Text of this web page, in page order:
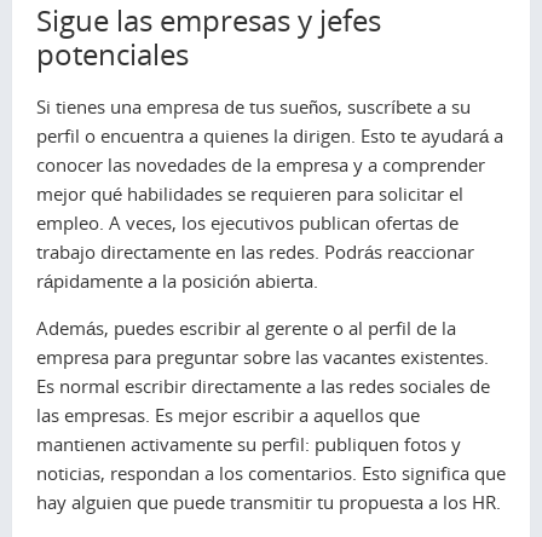
Sigue las empresas y jefes
potenciales
Si tienes una empresa de tus sueños, suscríbete a su
perfil o encuentra a quienes la dirigen. Esto te ayudará a
conocer las novedades de la empresa y a comprender
mejor qué habilidades se requieren para solicitar el
empleo. A veces, los ejecutivos publican ofertas de
trabajo directamente en las redes. Podrás reaccionar
rápidamente a la posición abierta.
Además, puedes escribir al gerente o al perfil de la
empresa para preguntar sobre las vacantes existentes.
Es normal escribir directamente a las redes sociales de
las empresas. Es mejor escribir a aquellos que
mantienen activamente su perfil: publiquen fotos y
noticias, respondan a los comentarios. Esto significa que
hay alguien que puede transmitir tu propuesta a los HR.